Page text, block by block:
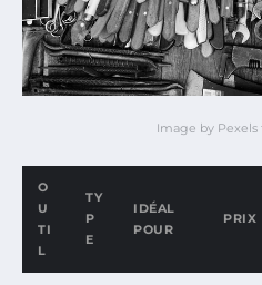
Image by Pexels
O
U
TI
L
TY
P
E
IDÉAL
POUR
PRIX